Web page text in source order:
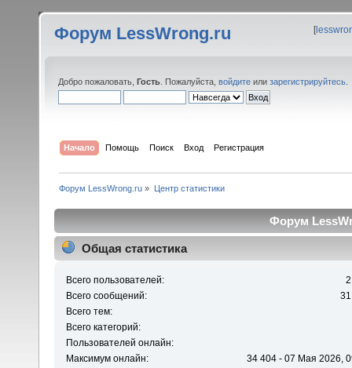
Форум LessWrong.ru [
Добро пожаловать, Гость . Пожалуйста, войдите или зарегистрируйтесь
Начало Помощь Поиск Вход Регистрация
Форум LessWrong.ru » Центр статистики
Форум
Общая статистика
Всего пользователей:
Всего сообщений:
Всего тем:
Всего категорий:
Пользователей онлайн:
Максимум онлайн:
34 404 - 07 Мая 2026,